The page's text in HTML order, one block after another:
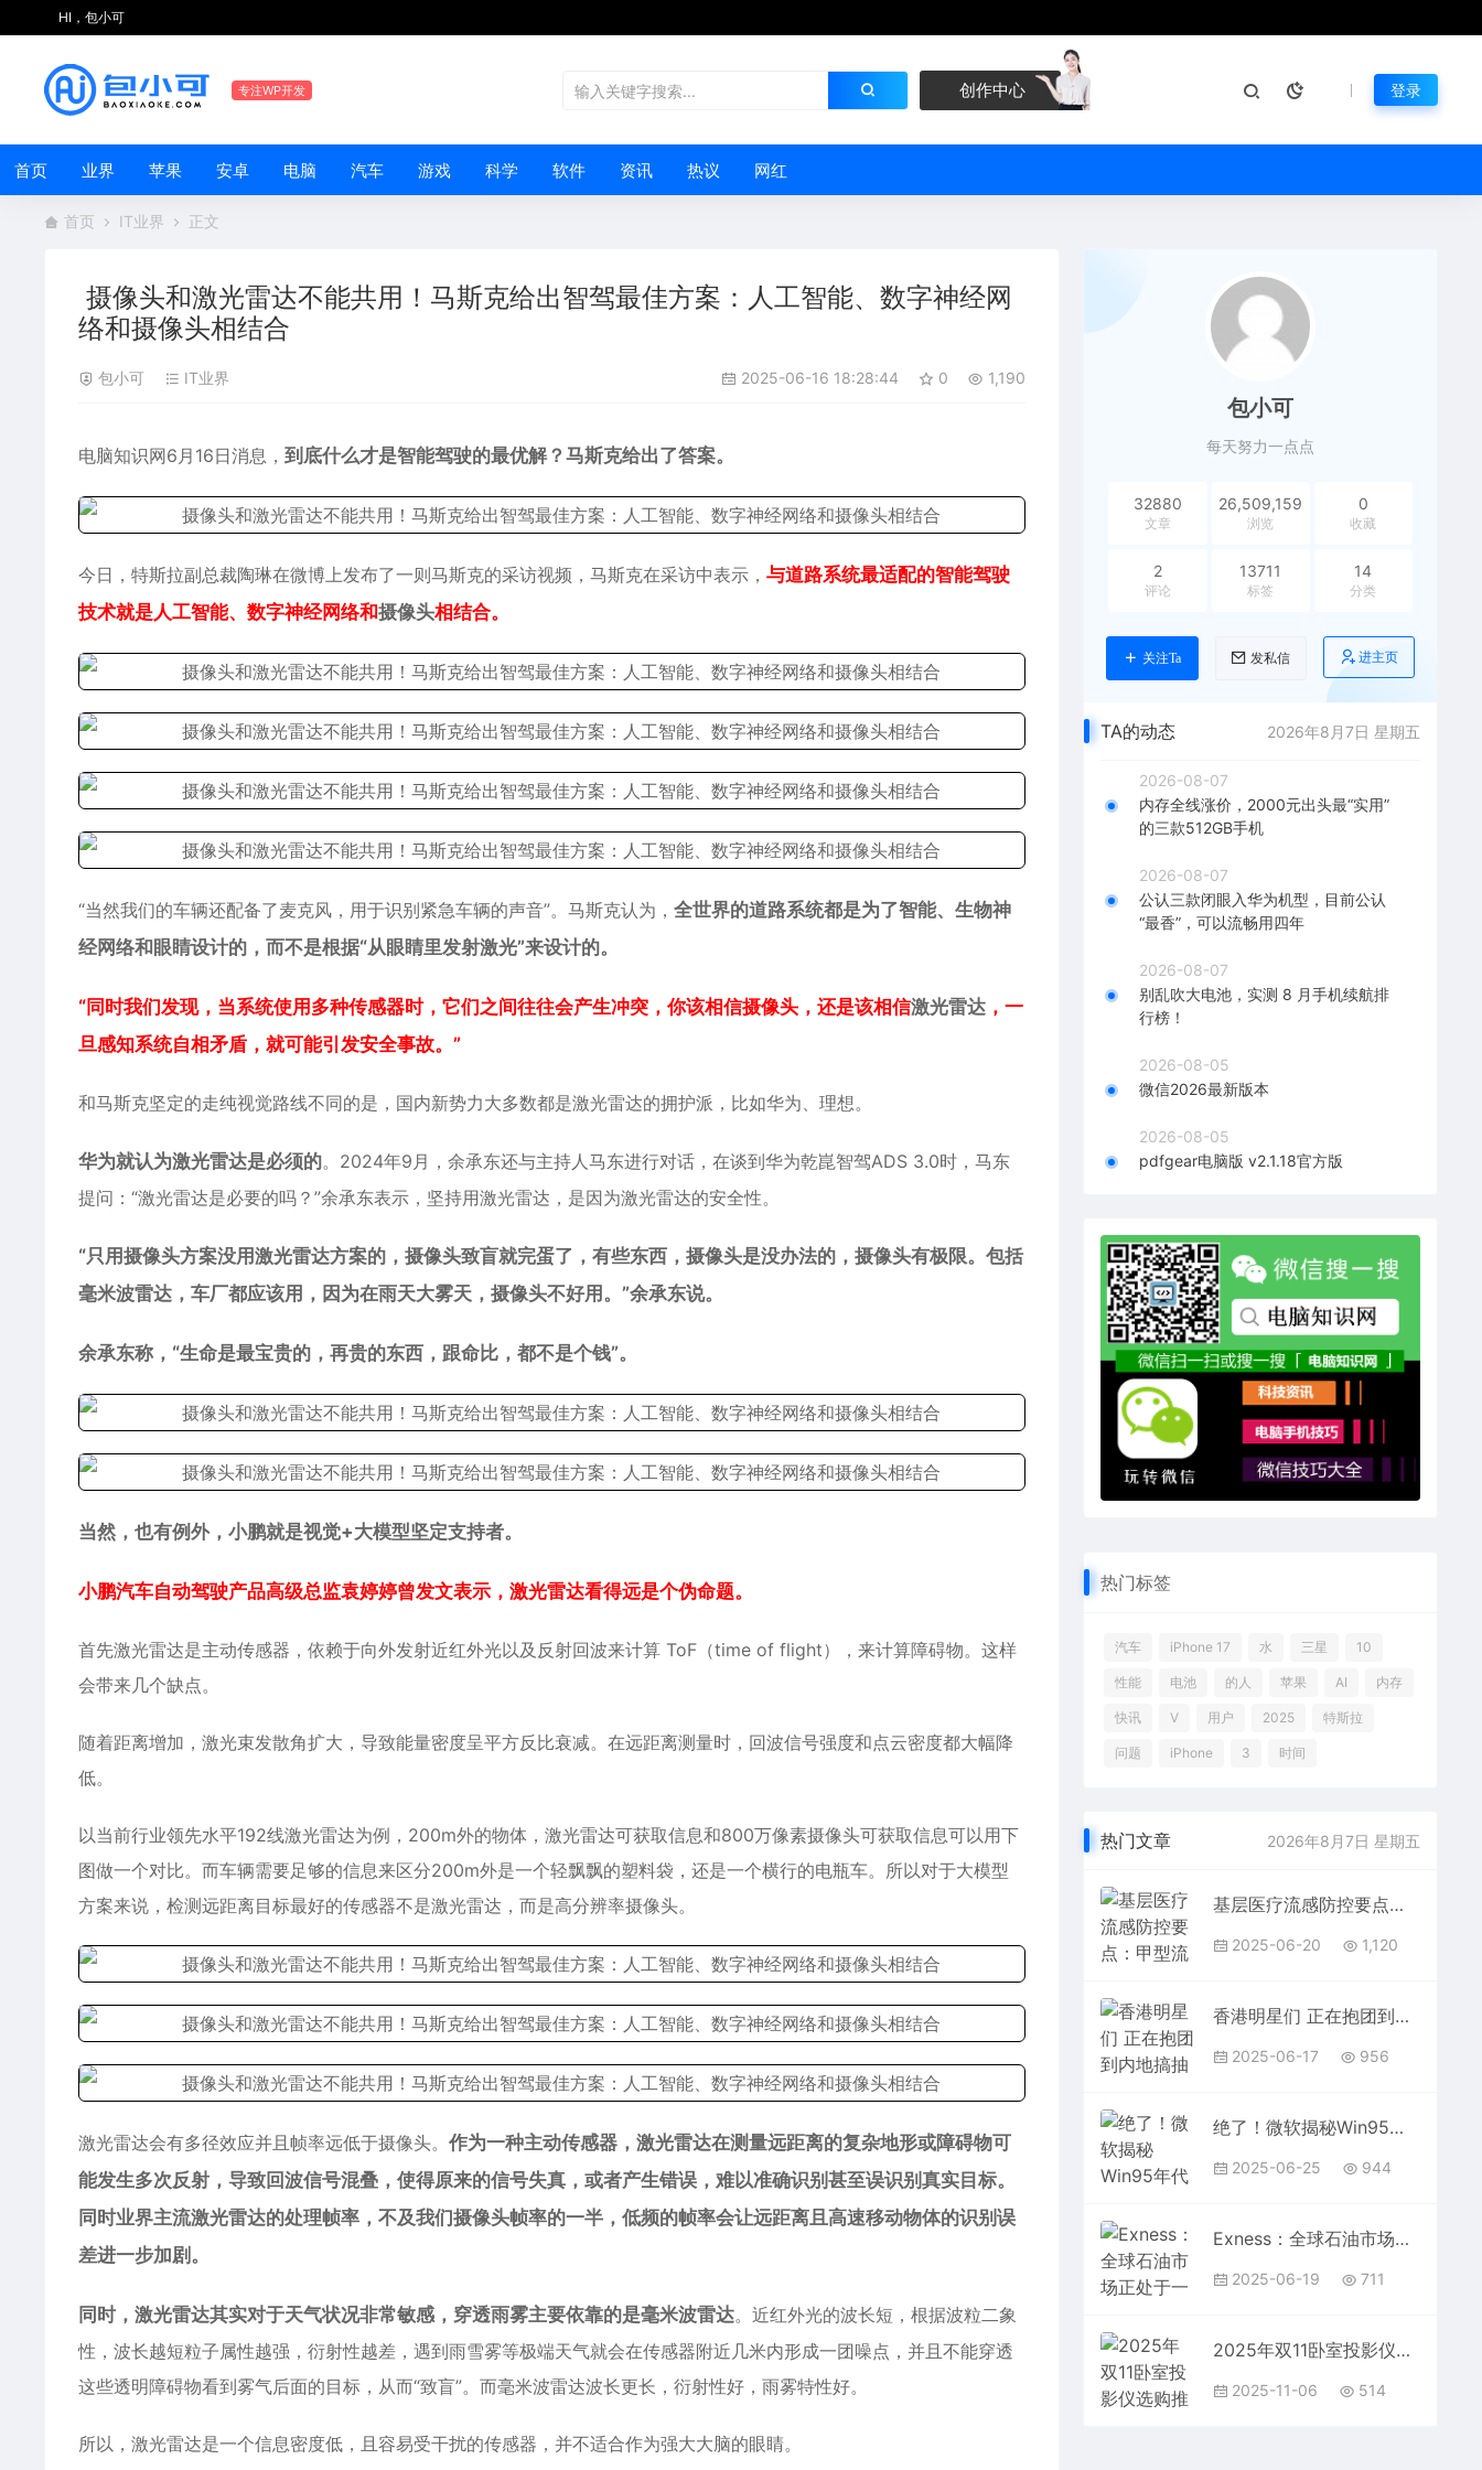
HI，包小可
专注WP开发 创作中心 登录
首页 业界 苹果 安卓 电脑 汽车 游戏 科学 软件 资讯 热议 网红
首页 IT业界 正文
摄像头和激光雷达不能共用！马斯克给出智驾最佳方案：人工智能、数字神经网
络和摄像头相结合
包小可 IT业界 2025-06-16 18:28:44 0 1,190
电脑知识网6月16日消息， 到底什么才是智能驾驶的最优解？马斯克给出了答案。
今日，特斯拉副总裁陶琳在微博上发布了一则马斯克的采访视频，马斯克在采访中表示， 与道路系统最适配的智能驾驶
技术就是人工智能、数字神经网络和摄像头相结合。
“当然我们的车辆还配备了麦克风，用于识别紧急车辆的声音”。马斯克认为， 全世界的道路系统都是为了智能、生物神
经网络和眼睛设计的，而不是根据“从眼睛里发射激光”来设计的。
“同时我们发现，当系统使用多种传感器时，它们之间往往会产生冲突，你该相信摄像头，还是该相信激光雷达 ，一
旦感知系统自相矛盾，就可能引发安全事故。”
和马斯克坚定的走纯视觉路线不同的是，国内新势力大多数都是激光雷达的拥护派，比如华为、理想。
华为就认为激光雷达是必须的。2024年9月，余承东还与主持人马东进行对话，在谈到华为乾崑智驾ADS 3.0时，马东
提问：“激光雷达是必要的吗？”余承东表示，坚持用激光雷达，是因为激光雷达的安全性。
“只用摄像头方案没用激光雷达方案的，摄像头致盲就完蛋了，有些东西，摄像头是没办法的，摄像头有极限。包括
毫米波雷达，车厂都应该用，因为在雨天大雾天，摄像头不好用。”余承东说。
余承东称，“生命是最宝贵的，再贵的东西，跟命比，都不是个钱”。
当然，也有例外，小鹏就是视觉+大模型坚定支持者。
小鹏汽车自动驾驶产品高级总监袁婷婷曾发文表示，激光雷达看得远是个伪命题。
首先激光雷达是主动传感器，依赖于向外发射近红外光以及反射回波来计算 ToF（time of flight），来计算障碍物。这样
会带来几个缺点。
随着距离增加，激光束发散角扩大，导致能量密度呈平方反比衰减。在远距离测量时，回波信号强度和点云密度都大幅降
低。
以当前行业领先水平192线激光雷达为例，200m外的物体，激光雷达可获取信息和800万像素摄像头可获取信息可以用下
图做一个对比。而车辆需要足够的信息来区分200m外是一个轻飘飘的塑料袋，还是一个横行的电瓶车。所以对于大模型
方案来说，检测远距离目标最好的传感器不是激光雷达，而是高分辨率摄像头。
激光雷达会有多径效应并且帧率远低于摄像头。 作为一种主动传感器，激光雷达在测量远距离的复杂地形或障碍物可
能发生多次反射，导致回波信号混叠，使得原来的信号失真，或者产生错误，难以准确识别甚至误识别真实目标。
同时业界主流激光雷达的处理帧率，不及我们摄像头帧率的一半，低频的帧率会让远距离且高速移动物体的识别误
差进一步加剧。
同时，激光雷达其实对于天气状况非常敏感，穿透雨雾主要依靠的是毫米波雷达。近红外光的波长短，根据波粒二象
性，波长越短粒子属性越强，衍射性越差，遇到雨雪雾等极端天气就会在传感器附近几米内形成一团噪点，并且不能穿透
这些透明障碍物看到雾气后面的目标，从而“致盲”。而毫米波雷达波长更长，衍射性好，雨雾特性好。
所以，激光雷达是一个信息密度低，且容易受干扰的传感器，并不适合作为强大大脑的眼睛。​​​​
包小可
每天努力一点点
32880
文章
26,509,159
浏览
0
收藏
2
评论
13711
标签
14
分类
关注Ta 发私信 进主页
TA的动态 2026年8月7日 星期五
2026-08-07
内存全线涨价，2000元出头最“实用”
的三款512GB手机
2026-08-07
公认三款闭眼入华为机型，目前公认
“最香”，可以流畅用四年
2026-08-07
别乱吹大电池，实测 8 月手机续航排
行榜！
2026-08-05
微信2026最新版本
2026-08-05
pdfgear电脑版 v2.1.18官方版
热门标签
汽车 iPhone 17 水 三星 10
性能 电池 的人 苹果 AI 内存
快讯 V 用户 2025 特斯拉
问题 iPhone 3 时间
热门文章 2026年8月7日 星期五
基层医疗流感防控要点：甲型流感特效药速福达®（玛巴洛沙韦）需搭配病原检测使用
2025-06-20 1,120
香港明星们 正在抱团到内地搞抽象
2025-06-17 956
绝了！微软揭秘Win95年代PC厂商白嫖正版软件骚操作
2025-06-25 944
Exness：全球石油市场正处于一个尖锐的矛盾之中
2025-06-19 711
2025年双11卧室投影仪选购推荐：当贝D7X Pro高性价比首选
2025-11-06 514